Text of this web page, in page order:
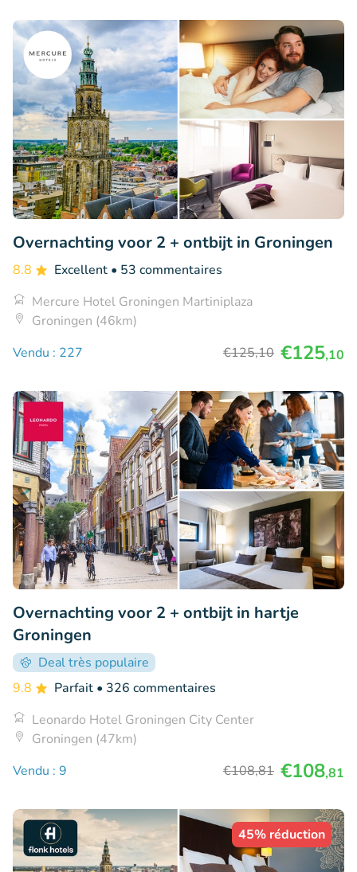
Overnachting voor 2 + ontbijt in Groningen
8.8 Excellent • 53 commentaires
Mercure Hotel Groningen Martiniplaza
Groningen (46km)
Vendu : 227
€125,10 €125,10
Overnachting voor 2 + ontbijt in hartje
Groningen
Deal très populaire
9.8
Parfait • 326 commentaires
Leonardo Hotel Groningen City Center
Groningen (47km)
Vendu : 9
€108,81 €108,81
45% réduction